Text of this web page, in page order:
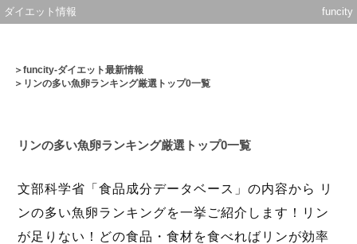
ダイエット情報 funcity
＞funcity-ダイエット最新情報
＞リンの多い魚卵ランキング厳選トップ0一覧
リンの多い魚卵ランキング厳選トップ0一覧
文部科学省「食品成分データベース」の内容から リ
ンの多い魚卵ランキングを一挙ご紹介します！リン
が足りない！どの食品・食材を食べればリンが効率